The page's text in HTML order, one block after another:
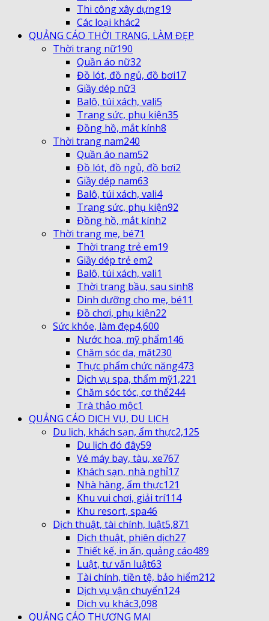
Thi công xây dựng19
Các loại khác2
QUẢNG CÁO THỜI TRANG, LÀM ĐẸP
Thời trang nữ190
Quần áo nữ32
Đồ lót, đồ ngủ, đồ bơi17
Giầy dép nữ3
Balô, túi xách, vali5
Trang sức, phụ kiện35
Đồng hồ, mắt kính8
Thời trang nam240
Quần áo nam52
Đồ lót, đồ ngủ, đồ bơi2
Giầy dép nam63
Balô, túi xách, vali4
Trang sức, phụ kiện92
Đồng hồ, mắt kính2
Thời trang mẹ, bé71
Thời trang trẻ em19
Giầy dép trẻ em2
Balô, túi xách, vali1
Thời trang bầu, sau sinh8
Dinh dưỡng cho mẹ, bé11
Đồ chơi, phụ kiện22
Sức khỏe, làm đẹp4,600
Nước hoa, mỹ phẩm146
Chăm sóc da, mặt230
Thực phẩm chức năng473
Dịch vụ spa, thẩm mỹ1,221
Chăm sóc tóc, cơ thể244
Trà thảo mộc1
QUẢNG CÁO DỊCH VỤ, DU LỊCH
Du lịch, khách sạn, ẩm thực2,125
Du lịch đó đây59
Vé máy bay, tàu, xe767
Khách sạn, nhà nghỉ17
Nhà hàng, ẩm thực121
Khu vui chơi, giải trí114
Khu resort, spa46
Dịch thuật, tài chính, luật5,871
Dịch thuật, phiên dịch27
Thiết kế, in ấn, quảng cáo489
Luật, tư vấn luật63
Tài chính, tiền tệ, bảo hiểm212
Dịch vụ vận chuyển124
Dịch vụ khác3,098
QUẢNG CÁO THƯƠNG MẠI